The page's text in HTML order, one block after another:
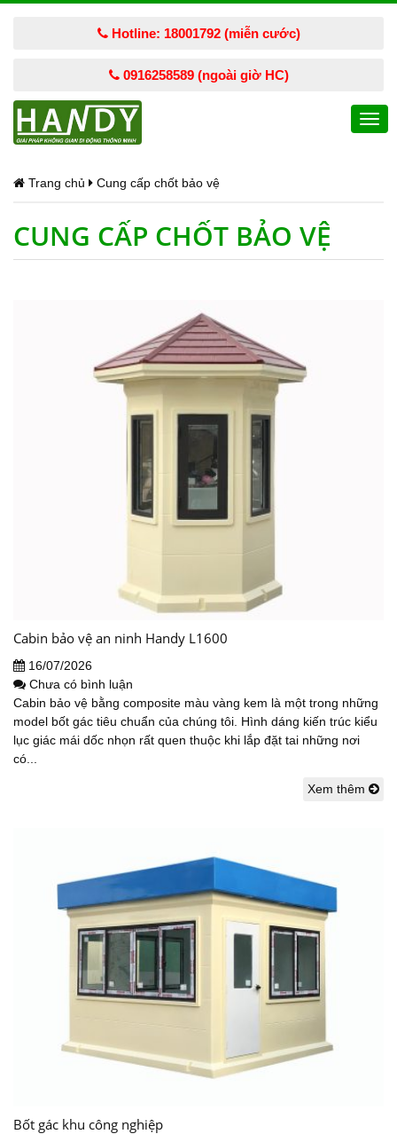
Hotline: 18001792 (miễn cước)
0916258589 (ngoài giờ HC)
Trang chủ Cung cấp chốt bảo vệ
CUNG CẤP CHỐT BẢO VỆ
Cabin bảo vệ an ninh Handy L1600
16/07/2026
Chưa có bình luận
Cabin bảo vệ bằng composite màu vàng kem là một trong những
model bốt gác tiêu chuẩn của chúng tôi. Hình dáng kiến trúc kiểu
lục giác mái dốc nhọn rất quen thuộc khi lắp đặt tai những nơi
có...
Xem thêm
Bốt gác khu công nghiệp